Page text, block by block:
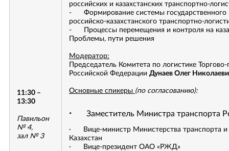
11:30 –
13:30
Павильон
№ 4,
зал № 3
российских и казахстанских транспортно-
- Формирование системы государственного
российско-казахстанского транспортно-
- Процессы перемещения и контроля на
Проблемы, пути решения
Модератор:
Председатель Комитета по логистике
Российской Федерации Дунаев Олег
Основные спикеры (по согласованию):
· Заместитель Министра транспорта
· Вице-министр Министерства транспорта и
Казахстан
· Вице-президент ОАО «РЖД»